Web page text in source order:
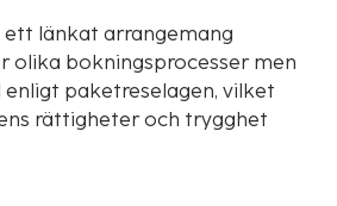
ett länkat arrangemang
olika bokningsprocesser men
enligt paketreselagen, vilket
rättigheter och trygghet